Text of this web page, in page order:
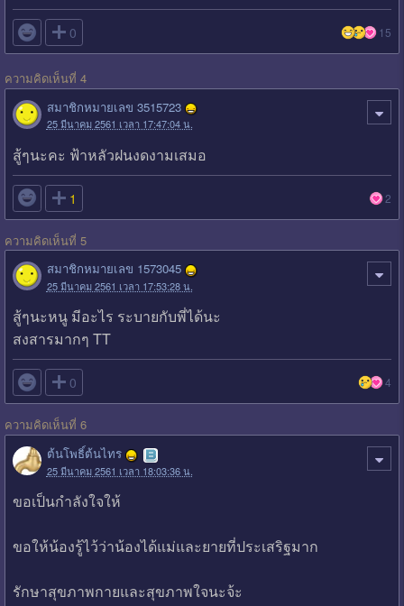
 0 15
ความคิดเห็นที่ 4
สมาชิกหมายเลข 3515723
25 มีนาคม 2561 เวลา 17:47:04 น.
สู้ๆนะคะ ฟ้าหลัวฝนงดงามเสมอ
 1 2
ความคิดเห็นที่ 5
สมาชิกหมายเลข 1573045
25 มีนาคม 2561 เวลา 17:53:28 น.
สู้ๆนะหนู มีอะไร ระบายกับพี่ได้นะ
สงสารมากๆ TT
 0 4
ความคิดเห็นที่ 6
ต้นโพธิ์ต้นไทร
25 มีนาคม 2561 เวลา 18:03:36 น.
ขอเป็นกำลังใจให้
ขอให้น้องรู้ไว้ว่าน้องได้แม่และยายที่ประเสริฐมาก
รักษาสุขภาพกายและสุขภาพใจนะจ้ะ